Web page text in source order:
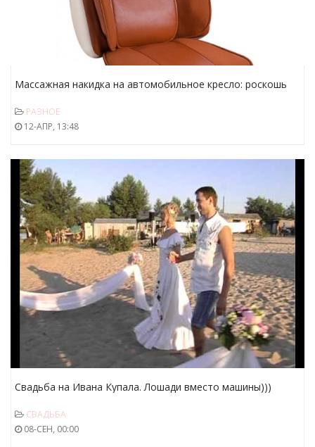
Массажная накидка на автомобильное кресло: роскошь
РАЗНОЕ
12-АПР, 13:48
Свадьба на Ивана Купала. Лошади вместо машины)))
СВАДЬБА
08-СЕН, 00:00